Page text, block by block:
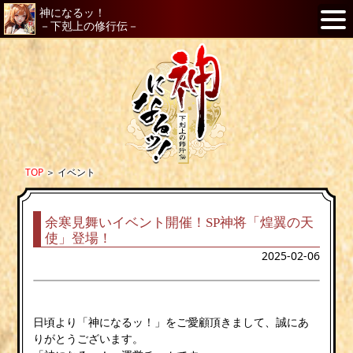
神になるッ！
－下剋上の修行伝－
TOP＞イベント
余寒見舞いイベント開催！SP神将「煌翼の天
使」登場！
2025-02-06
日頃より「神になるッ！」をご愛顧頂きまして、誠にあ
りがとうございます。